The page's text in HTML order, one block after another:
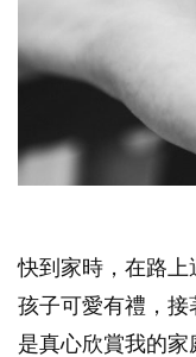
快到家時，在路
孩子可愛有禮，
是真心欣賞我的家